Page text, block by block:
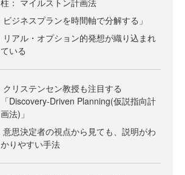
柱： マイルストン計画法
ビジネスプランを時間軸で分解する」
リアル・オプション的発想が織り込まれ
ている
クリステンセン教授も注目する
「Discovery-Driven Planning(仮説指向計
画法)」
意思決定者の視点から見ても、説明がわ
かりやすい手法